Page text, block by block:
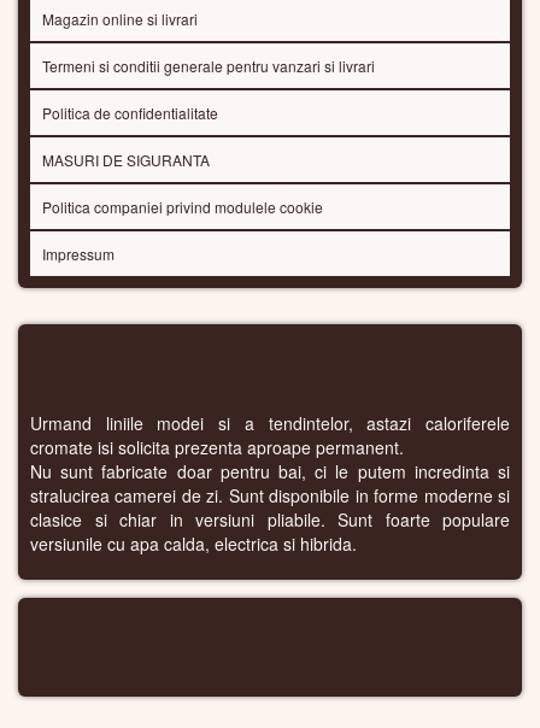
Magazin online si livrari
Termeni si conditii generale pentru vanzari si livrari
Politica de confidentialitate
MASURI DE SIGURANTA
Politica companiei privind modulele cookie
Impressum
Urmand liniile modei si a tendintelor, astazi caloriferele
cromate isi solicita prezenta aproape permanent.
Nu sunt fabricate doar pentru bai, ci le putem incredinta si
stralucirea camerei de zi. Sunt disponibile in forme moderne si
clasice si chiar in versiuni pliabile. Sunt foarte populare
versiunile cu apa calda, electrica si hibrida.